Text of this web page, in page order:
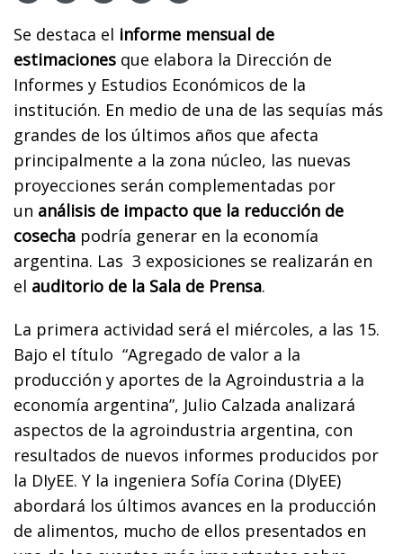
Se destaca el informe mensual de
estimaciones que elabora la Dirección de
Informes y Estudios Económicos de la
institución. En medio de una de las sequías más
grandes de los últimos años que afecta
principalmente a la zona núcleo, las nuevas
proyecciones serán complementadas por
un análisis de impacto que la reducción de
cosecha podría generar en la economía
argentina. Las 3 exposiciones se realizarán en
el auditorio de la Sala de Prensa.
La primera actividad será el miércoles, a las 15.
Bajo el título “Agregado de valor a la
producción y aportes de la Agroindustria a la
economía argentina”, Julio Calzada analizará
aspectos de la agroindustria argentina, con
resultados de nuevos informes producidos por
la DIyEE. Y la ingeniera Sofía Corina (DIyEE)
abordará los últimos avances en la producción
de alimentos, mucho de ellos presentados en